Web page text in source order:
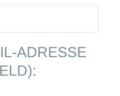
ADRESSE
: